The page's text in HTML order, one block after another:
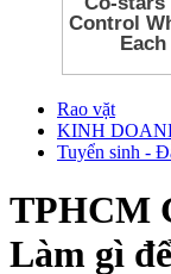
Rao vặt
KINH
Tuyển sinh -
TPHCM
Làm gì